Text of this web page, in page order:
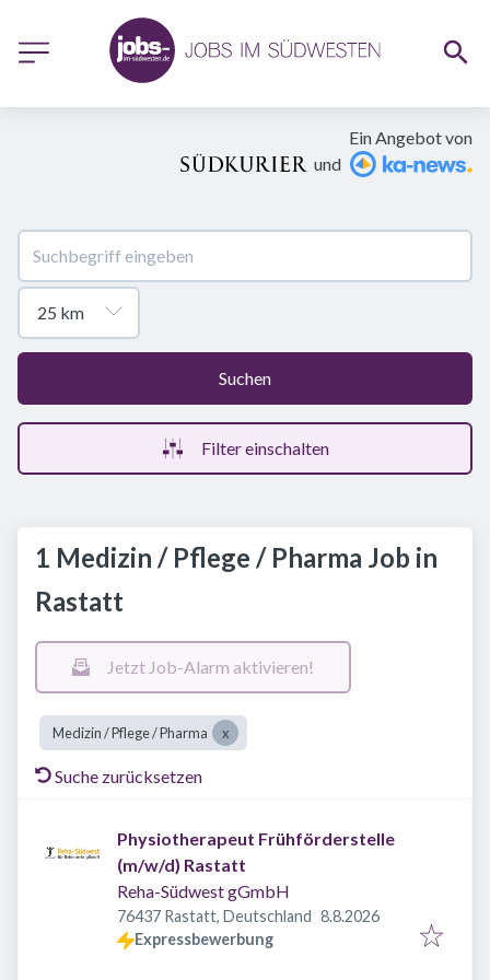
Ein Angebot von
und
Suchen
Filter einschalten
1 Medizin / Pflege / Pharma Job in
Rastatt
Jetzt Job-Alarm aktivieren!
Medizin / Pflege / Pharma
Suche zurücksetzen
Physiotherapeut Frühförderstelle
(m/w/d) Rastatt
Reha-Südwest gGmbH
76437 Rastatt, Deutschland Veröffentlicht
8.8.2026
Expressbewerbung